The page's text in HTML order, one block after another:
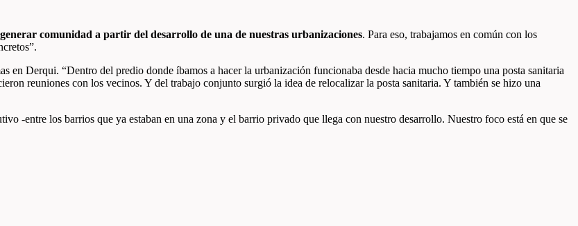
comunidad a partir del desarrollo de una de nuestras urbanizaciones. Para eso, trabajamos en común con los
en Derqui. “Dentro del predio donde íbamos a hacer la urbanización funcionaba desde hacia mucho tiempo una posta sanitaria
reuniones con los vecinos. Y del trabajo conjunto surgió la idea de relocalizar la posta sanitaria. Y también se hizo una
-entre los barrios que ya estaban en una zona y el barrio privado que llega con nuestro desarrollo. Nuestro foco está en que se